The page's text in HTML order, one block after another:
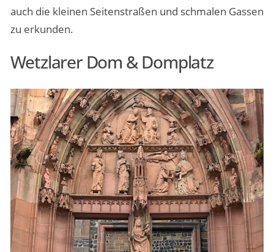
auch die kleinen Seitenstraßen und schmalen Gassen
zu erkunden.
Wetzlarer Dom & Domplatz